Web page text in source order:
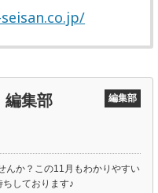
編集部 編集部
んか？この11月もわかりやすい
しております♪